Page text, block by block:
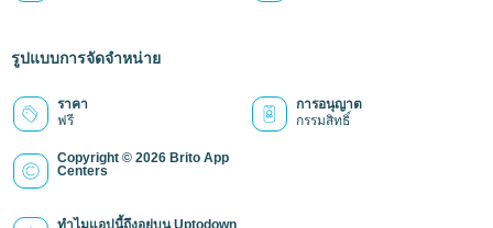
รูปแบบการจัดจำหน่าย
ราคา
ฟรี
การอนุญาต
กรรมสิทธิ์
Copyright © 2026 Brito App
Centers
ทำไมแอปนี้ถึงอยู่บน Uptodown